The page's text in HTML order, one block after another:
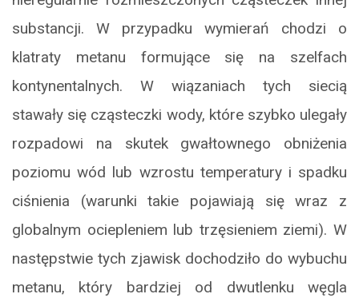
substancji. W przypadku wymierań chodzi o
klatraty metanu formujące się na szelfach
kontynentalnych. W wiązaniach tych siecią
stawały się cząsteczki wody, które szybko ulegały
rozpadowi na skutek gwałtownego obniżenia
poziomu wód lub wzrostu temperatury i spadku
ciśnienia (warunki takie pojawiają się wraz z
globalnym ociepleniem lub trzęsieniem ziemi). W
następstwie tych zjawisk dochodziło do wybuchu
metanu, który bardziej od dwutlenku węgla